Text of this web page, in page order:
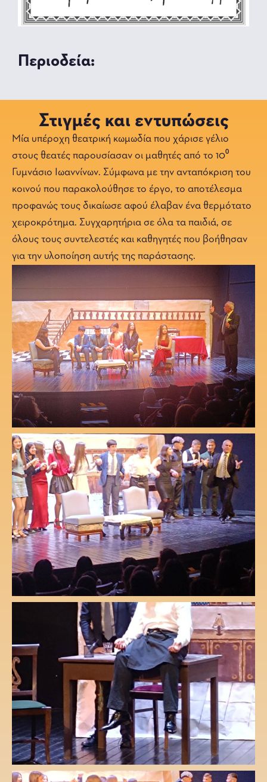
Περιοδεία:
Στιγμές και εντυπώσεις
Μία υπέροχη θεατρική κωμωδία που χάρισε γέλιο
στους θεατές παρουσίασαν οι μαθητές από το 10⁰
Γυμνάσιο Ιωαννίνων. Σύμφωνα με την ανταπόκριση του
κοινού που παρακολούθησε το έργο, το αποτέλεσμα
προφανώς τους δικαίωσε αφού έλαβαν ένα θερμότατο
χειροκρότημα. Συγχαρητήρια σε όλα τα παιδιά, σε
όλους τους συντελεστές και καθηγητές που βοήθησαν
για την υλοποίηση αυτής της παράστασης.